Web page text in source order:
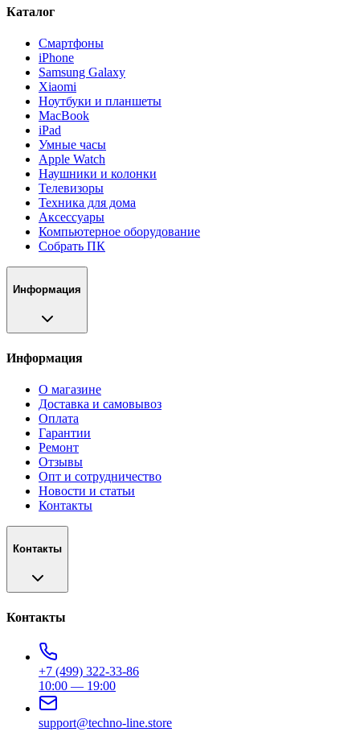
Каталог
Смартфоны
iPhone
Samsung Galaxy
Xiaomi
Ноутбуки и планшеты
MacBook
iPad
Умные часы
Apple Watch
Наушники и колонки
Телевизоры
Техника для дома
Аксессуары
Компьютерное оборудование
Собрать ПК
Информация
Информация
О магазине
Доставка и самовывоз
Оплата
Гарантии
Ремонт
Отзывы
Опт и сотрудничество
Новости и статьи
Контакты
Контакты
Контакты
+7 (499) 322-33-86
10:00 — 19:00
support@techno-line.store